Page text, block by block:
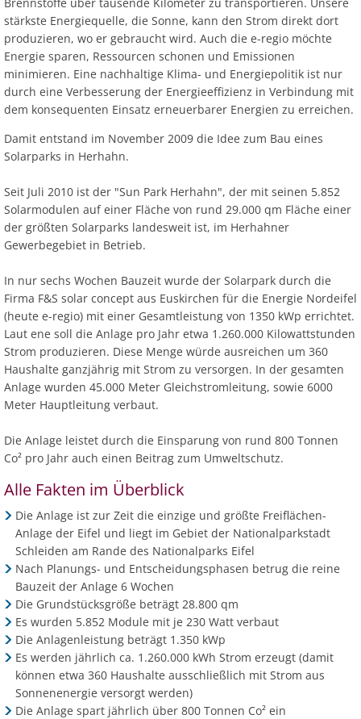
Bankverbindung/Lastschriftverfahren
Widerspruchsverfahren
Zahlen, Daten, Fakten
stärkste Energiequelle, die Sonne, kann den Strom direkt dort
produzieren, wo er gebraucht wird. Auch die e-regio möchte
Energie sparen, Ressourcen schonen und Emissionen
minimieren. Eine nachhaltige Klima- und Energiepolitik ist nur
durch eine Verbesserung der Energieeffizienz in Verbindung mit
dem konsequenten Einsatz erneuerbarer Energien zu erreichen.
Damit entstand im November 2009 die Idee zum Bau eines
Solarparks in Herhahn.
Seit Juli 2010 ist der "Sun Park Herhahn", der mit seinen 5.852
Solarmodulen auf einer Fläche von rund 29.000 qm Fläche einer
der größten Solarparks landesweit ist, im Herhahner
Gewerbegebiet in Betrieb.
In nur sechs Wochen Bauzeit wurde der Solarpark durch die
Firma F&S solar concept aus Euskirchen für die Energie Nordeifel
(heute e-regio) mit einer Gesamtleistung von 1350 kWp errichtet.
Laut ene soll die Anlage pro Jahr etwa 1.260.000 Kilowattstunden
Strom produzieren. Diese Menge würde ausreichen um 360
Haushalte ganzjährig mit Strom zu versorgen. In der gesamten
Anlage wurden 45.000 Meter Gleichstromleitung, sowie 6000
Meter Hauptleitung verbaut.
Die Anlage leistet durch die Einsparung von rund 800 Tonnen
Co² pro Jahr auch einen Beitrag zum Umweltschutz.
Alle Fakten im Überblick
Die Anlage ist zur Zeit die einzige und größte Freiflächen-
Anlage der Eifel und liegt im Gebiet der Nationalparkstadt
Schleiden am Rande des Nationalparks Eifel
Nach Planungs- und Entscheidungsphasen betrug die reine
Bauzeit der Anlage 6 Wochen
Die Grundstücksgröße beträgt 28.800 qm
Es wurden 5.852 Module mit je 230 Watt verbaut
Die Anlagenleistung beträgt 1.350 kWp
Es werden jährlich ca. 1.260.000 kWh Strom erzeugt (damit
können etwa 360 Haushalte ausschließlich mit Strom aus
Sonnenenergie versorgt werden)
Die Anlage spart jährlich über 800 Tonnen Co² ein